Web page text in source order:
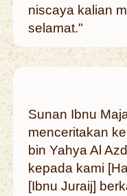
niscaya kalian
selamat."
Sunan Ibnu
menceritakan
bin Yahya Al
kepada kami
[Ibnu Juraij]